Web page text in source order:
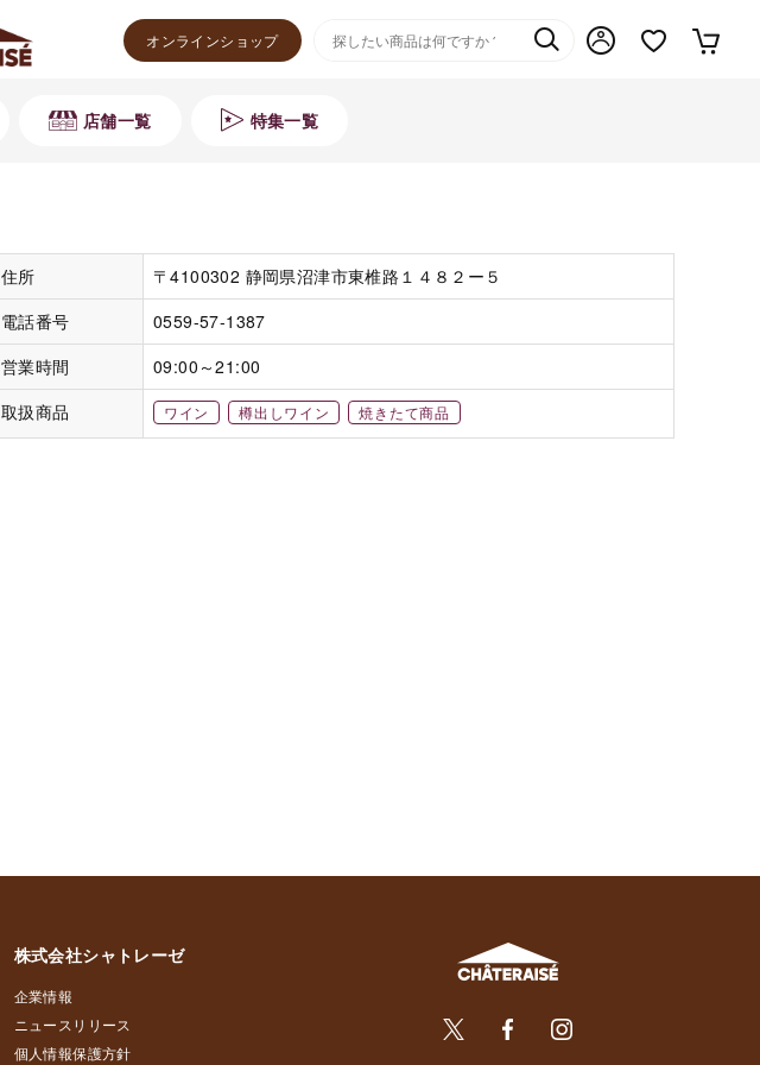
オンラインショップ
店舗一覧 特集一覧
住所
〒4100302 静岡県沼津市東椎路１４８２ー５
電話番号
0559-57-1387
営業時間
09:00～21:00
取扱商品
ワイン 樽出しワイン 焼きたて商品
株式会社シャトレーゼ
企業情報
ニュースリリース
個人情報保護方針